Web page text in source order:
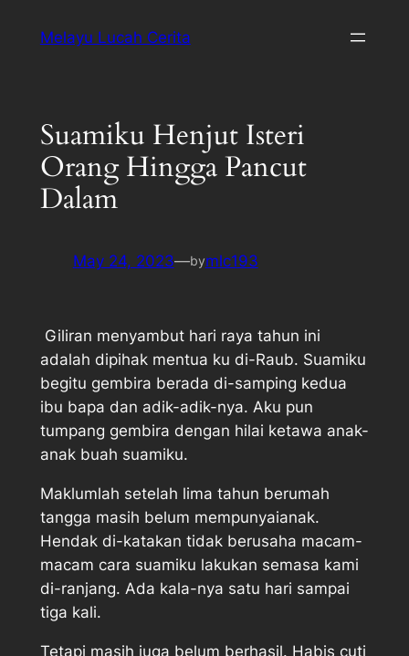
Melayu Lucah Cerita
Suamiku Henjut Isteri
Orang Hingga Pancut
Dalam
May 24, 2023—bymlc193
Giliran menyambut hari raya tahun ini
adalah dipihak mentua ku di-Raub. Suamiku
begitu gembira berada di-samping kedua
ibu bapa dan adik-adik-nya. Aku pun
tumpang gembira dengan hilai ketawa anak-
anak buah suamiku.
Maklumlah setelah lima tahun berumah
tangga masih belum mempunyaianak.
Hendak di-katakan tidak berusaha macam-
macam cara suamiku lakukan semasa kami
di-ranjang. Ada kala-nya satu hari sampai
tiga kali.
Tetapi masih juga belum berhasil. Habis cuti